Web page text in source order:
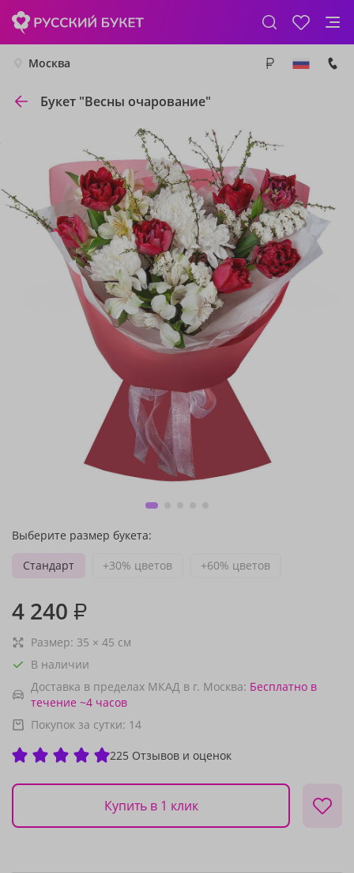
Москва
Букет "Весны очарование"
Выберите размер букета:
Стандарт
+30% цветов +60% цветов
4 240 ₽
Размер: 35 × 45 см
В наличии
Доставка в пределах МКАД в г. Москва: Бесплатно в
течение ~4 часов
Покупок за сутки: 14
225 Отзывов и оценок
Купить в 1 клик